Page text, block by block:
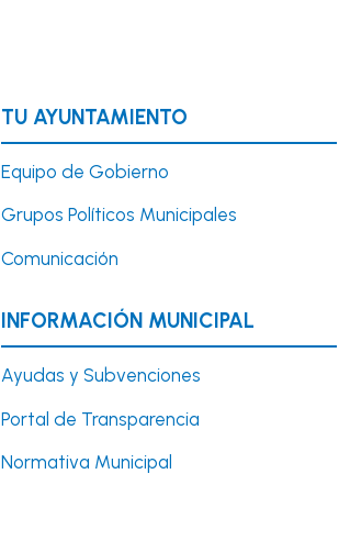
TU AYUNTAMIENTO
Equipo de Gobierno
Grupos Políticos Municipales
Comunicación
INFORMACIÓN MUNICIPAL
Ayudas y Subvenciones
Portal de Transparencia
Normativa Municipal